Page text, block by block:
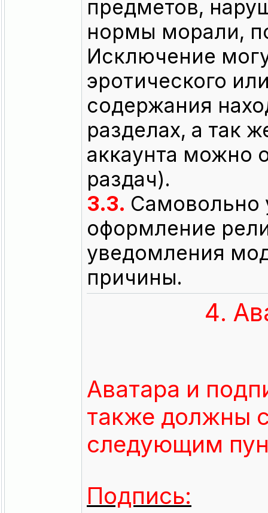
предметов,
нормы морали,
Исключение
эротического
содержания
разделах, а так
аккаунта можно
раздач).
3.3. Самовольно
оформление
уведомления
причины.
4.
Аватара и
также должны
следующим
Подпись: